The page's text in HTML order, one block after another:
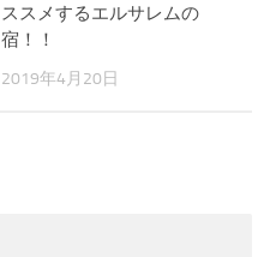
ススメするエルサレムの
宿！！
2019年4月20日